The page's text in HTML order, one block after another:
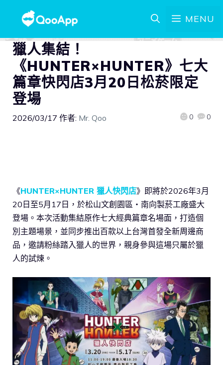
MENU
獵人集結！
《HUNTER×HUNTER》七大
篇章快閃店3月20日松菸限定
登場
2026/03/17 作者: Mr. Qoo 0 0
《HUNTER×HUNTER 獵人快閃店》即將於2026年3月
20日至5月17日，於松山文創園區・南向製菸工廠盛大
登場。本次活動集結原作七大經典篇章名場面，打造個
別主題場景，並同步推出百款以上台灣首發全新周邊商
品，邀請粉絲踏入獵人的世界，親身參與這場只屬於獵
人的試煉。